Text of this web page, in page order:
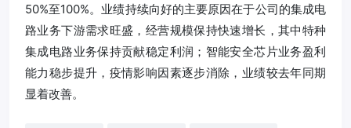
50%至100%。业绩持续向好的主要原因在于公司的集成电
路业务下游需求旺盛，经营规模保持快速增长，其中特种
集成电路业务保持贡献稳定利润；智能安全芯片业务盈利
能力稳步提升，疫情影响因素逐步消除，业绩较去年同期
显着改善。